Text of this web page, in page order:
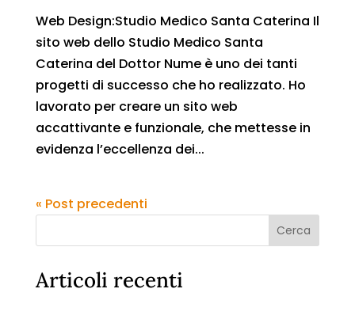
Web Design:Studio Medico Santa Caterina Il
sito web dello Studio Medico Santa
Caterina del Dottor Nume è uno dei tanti
progetti di successo che ho realizzato. Ho
lavorato per creare un sito web
accattivante e funzionale, che mettesse in
evidenza l’eccellenza dei...
« Post precedenti
Cerca
Articoli recenti